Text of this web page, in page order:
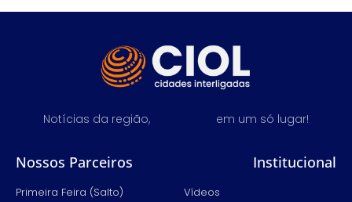
Notícias da região, em um só lugar!
Nossos Parceiros
Primeira Feira (Salto)
Institucional
Vídeos